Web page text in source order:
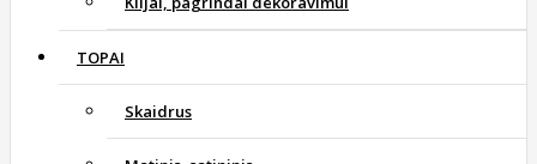
TOPAI
Skaidrus